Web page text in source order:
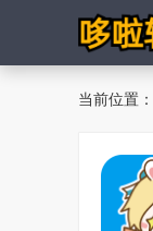
当前位置：